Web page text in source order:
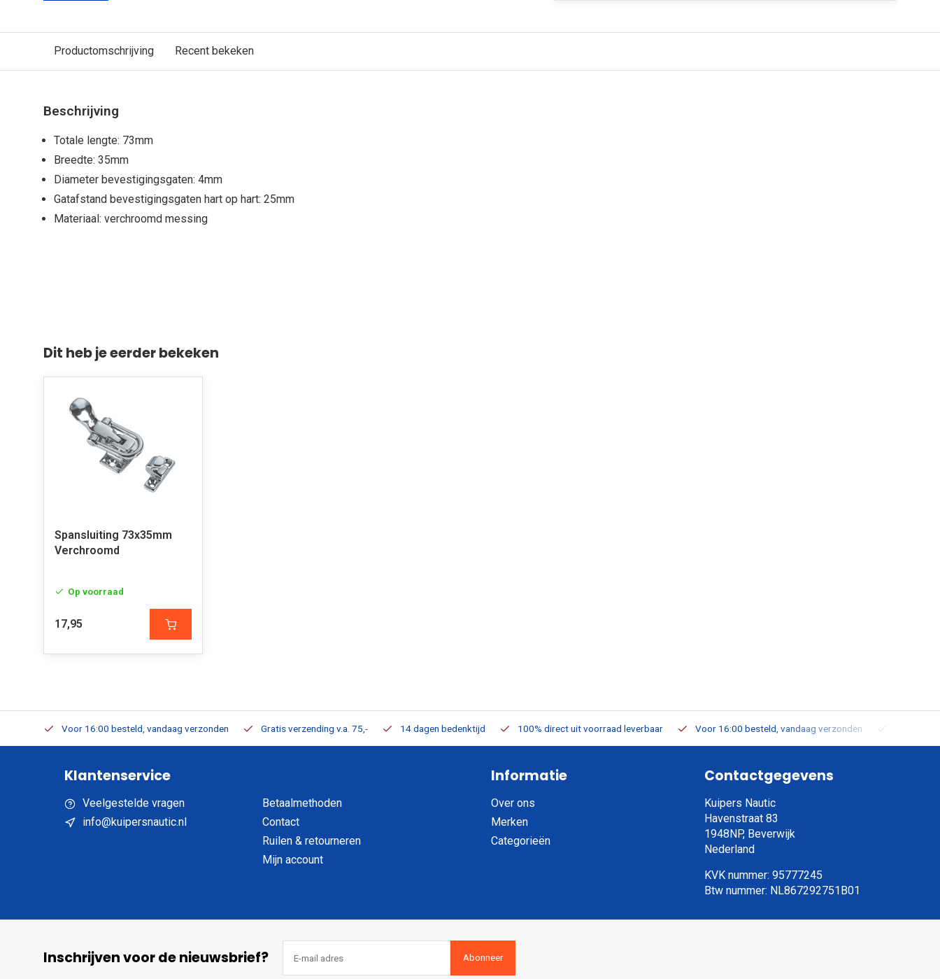
Productomschrijving Recent bekeken
Beschrijving
Totale lengte: 73mm
Breedte: 35mm
Diameter bevestigingsgaten: 4mm
Gatafstand bevestigingsgaten hart op hart: 25mm
Materiaal: verchroomd messing
Dit heb je eerder bekeken
Spansluiting 73x35mm
Verchroomd
Op voorraad
17,95
Voor 16:00 besteld, vandaag verzonden Gratis verzending v.a. 75,- 14 dagen bedenktijd 100% direct uit voorraad leverbaar Voor 16:00 besteld, vandaag verzonden
Klantenservice
Veelgestelde vragen
info@kuipersnautic.nl
Betaalmethoden
Contact
Ruilen & retourneren
Mijn account
Informatie
Over ons
Merken
Categorieën
Contactgegevens
Kuipers Nautic
Havenstraat 83
1948NP, Beverwijk
Nederland
KVK nummer: 95777245
Btw nummer: NL867292751B01
Inschrijven voor de nieuwsbrief? Abonneer